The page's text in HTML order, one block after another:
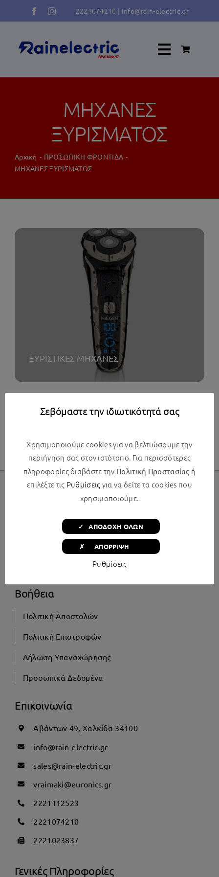
Μετάβαση
στο
περιεχόμενο
2221074210 | info@rain-electric.gr
Toggle
Ψύξη Κατάψυξη
Πλύση
Προσωπική Φροντίδα
Θέρμανση
ΜΗΧΑΝΕΣ
ΞΥΡΙΣΜΑΤΟΣ
Αρχική
ΠΡΟΣΩΠΙΚΗ ΦΡΟΝΤΙΔΑ
ΜΗΧΑΝΕΣ ΞΥΡΙΣΜΑΤΟΣ
ΞΥΡΙΣΤΙΚΕΣ ΜΗΧΑΝΕΣ
Ποιοι Είμαστε
Βοήθεια
Πολιτική Αποστολών
Πολιτική Επιστροφών
Δήλωση Υπαναχώρησης
Προσωπικά Δεδομένα
Επικοινωνία
Αβάντων 49, Χαλκίδα 34100
info@rain-electric.gr
sales@rain-electric.gr
vraimaki@euronics.gr
2221112523
2221074210
2221023837
Γενικές Πληροφορίες
Σεβόμαστε την ιδιωτικότητά σας
Χρησιμοποιούμε cookies για να βελτιώσουμε την
περιήγηση σας στον ιστότοπο. Για περισσότερες
πληροφορίες διαβάστε την Πολιτική Προστασίας ή
επιλέξτε τις Ρυθμίσειςγια να δείτε τα cookies που
χρησιμοποιούμε.
Ρυθμίσεις
✓ ΑΠΟΔΟΧΗ ΟΛΩΝ
✗ ΑΠΟΡΡΙΨΗ